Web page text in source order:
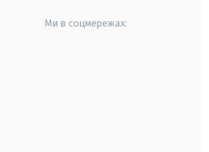
Ми в соцмережах: